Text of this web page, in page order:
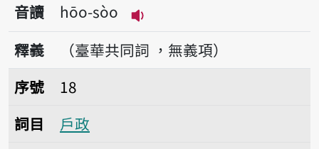
音讀
hōo-sòo
播放音讀hōo-sòo
釋義
（臺華共同詞 ，無義項）
序號18戶政
序號
18
詞目
戶政